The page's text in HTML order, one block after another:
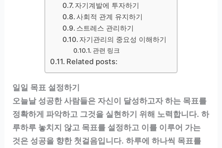
자기계발에 투자하기
사회적 관계 유지하기
스트레스 관리하기
자기관리의 중요성 이해하기
관련 링크
Related posts:
일일 목표 설정하기
오늘날 성공한 사람들은 자신이 달성하고자 하는 목표를
정확하게 파악하고 그것을 실현하기 위해 노력합니다. 하
루하루 놓치지 않고 목표를 설정하고 이를 이루어 가는
것은 성공을 향한 첫걸음입니다. 하루에 하나씩 목표를